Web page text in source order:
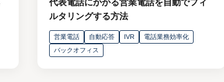
代表電話にかかる営業電話を自動でフィ
ルタリングする方法
営業電話 自動応答 IVR
電話業務効率化
バックオフィス